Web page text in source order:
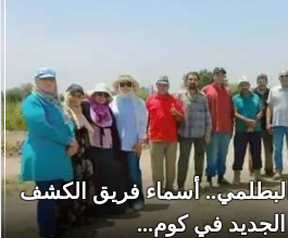
أسماء فريق الكشف
الجديد في كوم...